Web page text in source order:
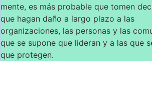
mente, es más probable que tomen
que hagan daño a largo plazo a las
organizaciones, las personas y las
que se supone que lideran y a las que
que protegen.